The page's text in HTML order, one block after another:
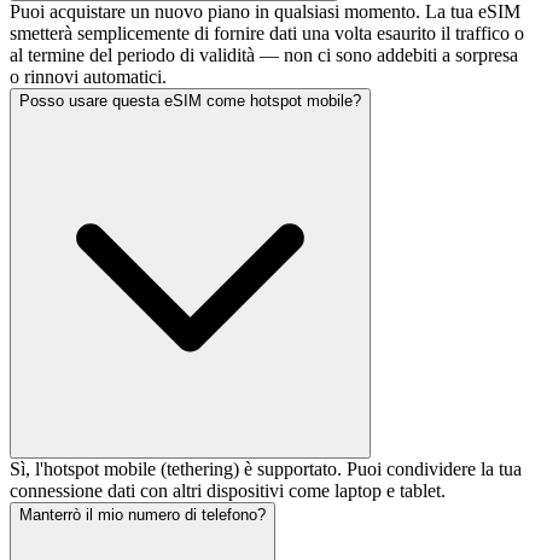
Puoi acquistare un nuovo piano in qualsiasi momento. La tua eSIM
smetterà semplicemente di fornire dati una volta esaurito il traffico o
al termine del periodo di validità — non ci sono addebiti a sorpresa
o rinnovi automatici.
Posso usare questa eSIM come hotspot mobile?
Sì, l'hotspot mobile (tethering) è supportato. Puoi condividere la tua
connessione dati con altri dispositivi come laptop e tablet.
Manterrò il mio numero di telefono?